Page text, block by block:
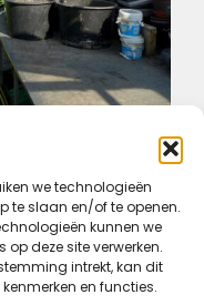
we technologieën
te slaan en/of te openen.
kunnen we
deze site verwerken.
intrekt, kan dit
en functies.
voor Kassen
kassen die
energie hun